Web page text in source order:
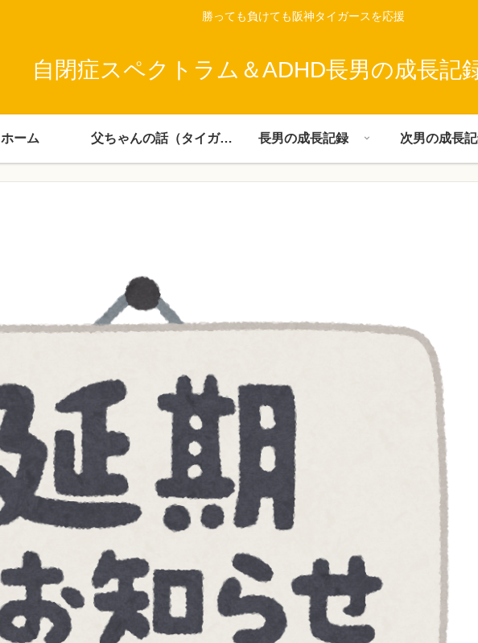
勝っても負けても阪神タイガースを応援
自閉症スペクトラム＆ADHD長男の成長記
ホーム 父ちゃんの話（タイガース） 長男の成長記録 次男の成長